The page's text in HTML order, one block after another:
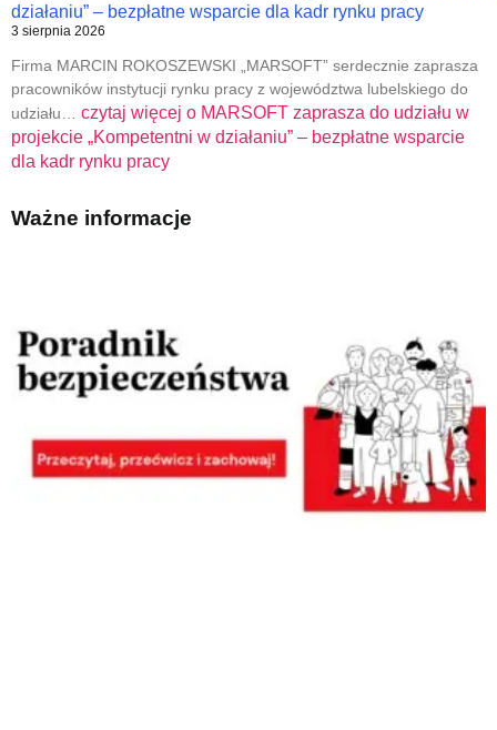
działaniu” – bezpłatne wsparcie dla kadr rynku pracy
3 sierpnia 2026
Firma MARCIN ROKOSZEWSKI „MARSOFT” serdecznie zaprasza
pracowników instytucji rynku pracy z województwa lubelskiego do
udziału… czytaj więcej o MARSOFT zaprasza do udziału w
projekcie „Kompetentni w działaniu” – bezpłatne wsparcie
dla kadr rynku pracy
Ważne informacje